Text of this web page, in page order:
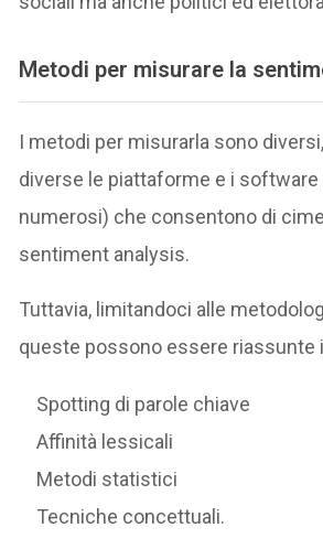
Metodi per misurare la
I metodi per misurarla sono
diverse le piattaforme e i
numerosi) che consentono di
sentiment analysis.
Tuttavia, limitandoci alle
queste possono essere riassunte
Spotting di parole chiave
Affinità lessicali
Metodi statistici
Tecniche concettuali.